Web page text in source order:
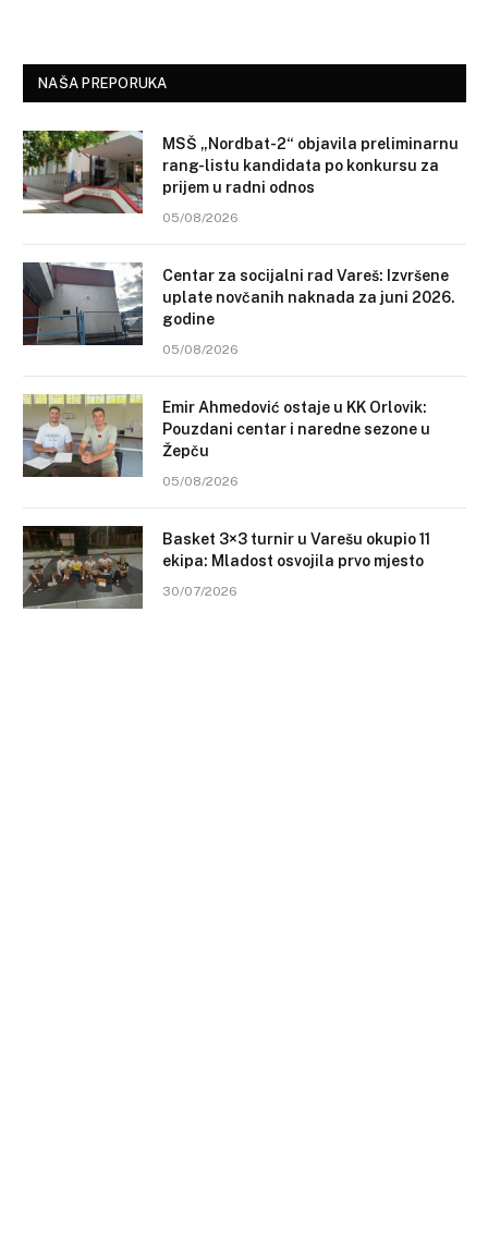
NAŠA PREPORUKA
MSŠ „Nordbat-2“ objavila preliminarnu
rang-listu kandidata po konkursu za
prijem u radni odnos
05/08/2026
Centar za socijalni rad Vareš: Izvršene
uplate novčanih naknada za juni 2026.
godine
05/08/2026
Emir Ahmedović ostaje u KK Orlovik:
Pouzdani centar i naredne sezone u
Žepču
05/08/2026
Basket 3×3 turnir u Varešu okupio 11
ekipa: Mladost osvojila prvo mjesto
30/07/2026